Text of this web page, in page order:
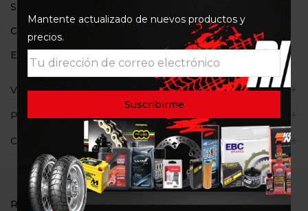
SKU:
Categoría:
Etiquetas:
100% Goggles Strata
Valoraciones (0)
Políticas de la tienda
Consultas
RELATED PRODUCTS
Mantente actualizado de nuevos productos y
precios.